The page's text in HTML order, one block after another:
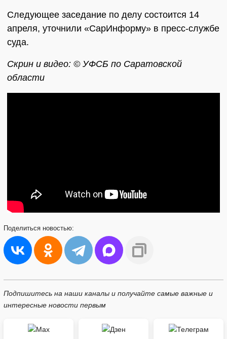
Следующее заседание по делу состоится 14
апреля, уточнили «СарИнформу» в пресс-службе
суда.
Скрин и видео: © УФСБ по Саратовской
области
Поделиться новостью:
Подпишитесь на наши каналы и получайте самые важные и
интересные новости первым